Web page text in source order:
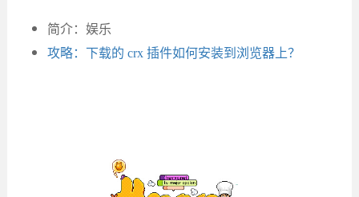
简介：娱乐
攻略：下载的 crx 插件如何安装到浏览器上？